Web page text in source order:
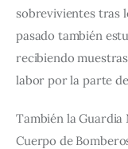
sobrevivientes tras
pasado también
recibiendo
labor por la parte
También la Guardia
Cuerpo de